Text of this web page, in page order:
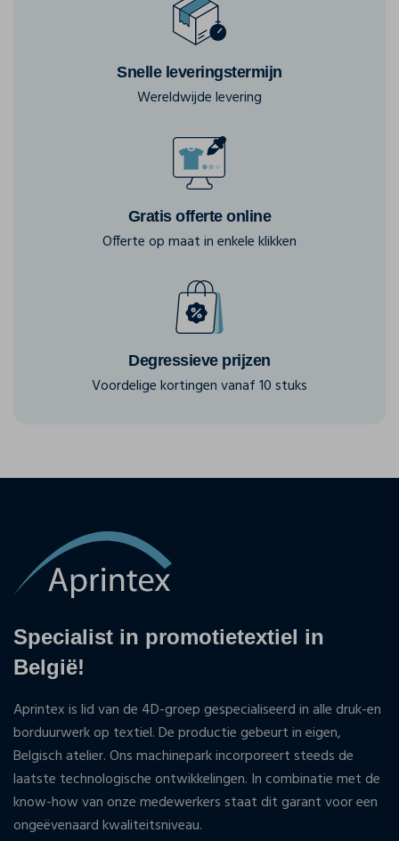
Snelle leveringstermijn
Wereldwijde levering
Gratis offerte online
Offerte op maat in enkele klikken
Degressieve prijzen
Voordelige kortingen vanaf 10 stuks
Specialist in promotietextiel in
België!
Aprintex is lid van de 4D-groep gespecialiseerd in alle druk-en
borduurwerk op textiel. De productie gebeurt in eigen,
Belgisch atelier. Ons machinepark incorporeert steeds de
laatste technologische ontwikkelingen. In combinatie met de
know-how van onze medewerkers staat dit garant voor een
ongeëvenaard kwaliteitsniveau.